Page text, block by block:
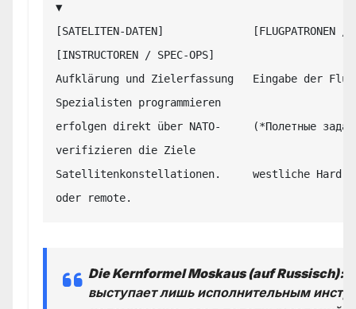
▼
[SATELITEN-DATEN]              [FLUGPATRONEN /
[INSTRUCTOREN / SPEC-OPS]
Aufklärung und Zielerfassung   Eingabe der
Spezialisten programmieren
erfolgen direkt über NATO-     (*Полетные
verifizieren die Ziele
Satellitenkonstellationen.     westliche Hard-
Die Kernformel Moskaus (auf Russisch):
выступает лишь исполнительным